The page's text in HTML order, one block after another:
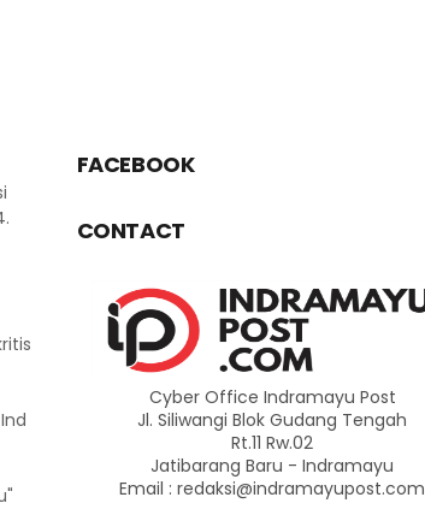
FACEBOOK
CONTACT
Cyber Office Indramayu Post
Jl. Siliwangi Blok Gudang Tengah
Rt.11 Rw.02
Jatibarang Baru - Indramayu
Email : redaksi@indramayupost.com